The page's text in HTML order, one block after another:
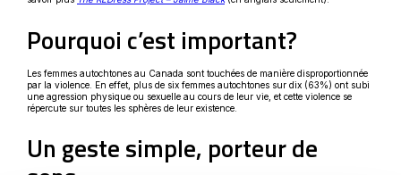
une
fenêtre
Pourquoi c’est important?
Les femmes autochtones au Canada sont touchées de manière disproportionnée
par la violence. En effet, plus de six femmes autochtones sur dix (63%) ont subi
une agression physique ou sexuelle au cours de leur vie, et cette violence se
répercute sur toutes les sphères de leur existence.
Un geste simple, porteur de